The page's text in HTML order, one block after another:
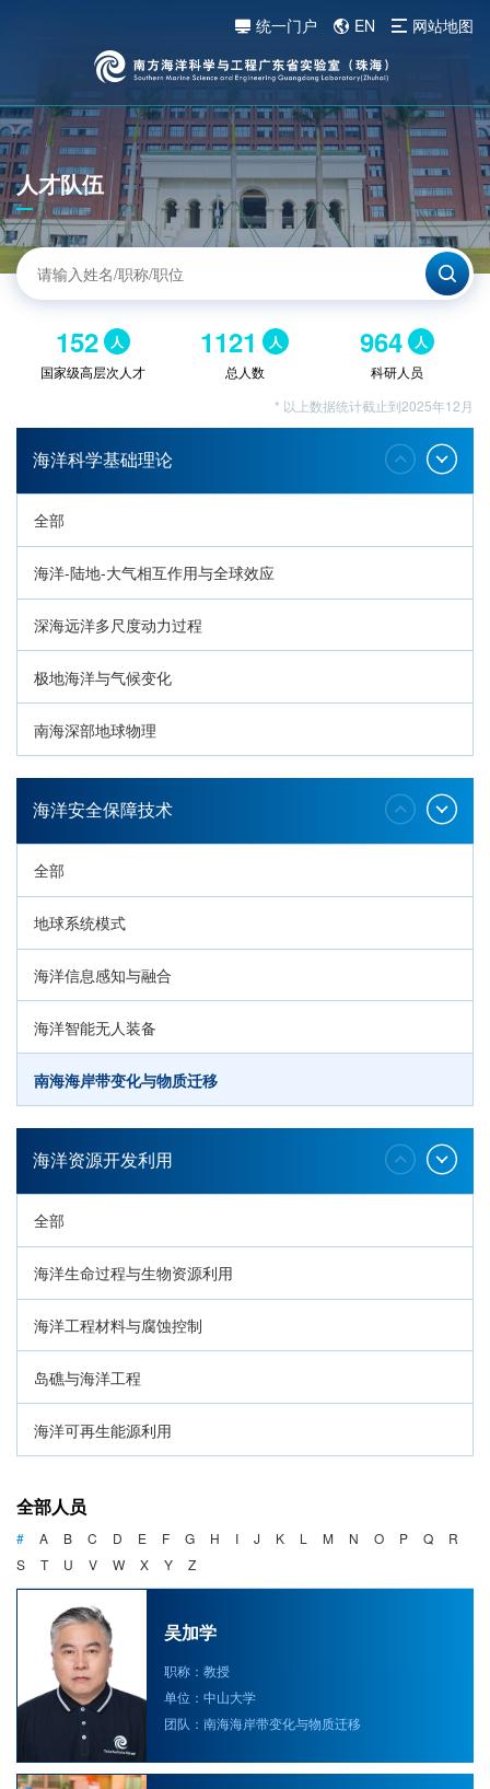
统一门户 EN 网站地图
人才队伍
152 人
国家级高层次人才
1121 人
总人数
964 人
科研人员
* 以上数据统计截止到2025年12月
海洋科学基础理论
全部
海洋-陆地-大气相互作用与全球效应
深海远洋多尺度动力过程
极地海洋与气候变化
南海深部地球物理
深海生命与生态过程
海洋安全保障技术
全部
地球系统模式
海洋信息感知与融合
海洋智能无人装备
南海海岸带变化与物质迁移
环南海地质过程与灾害响应
海洋资源开发利用
全部
海洋生命过程与生物资源利用
海洋工程材料与腐蚀控制
岛礁与海洋工程
海洋可再生能源利用
海洋产业与政策
海洋可持续发展
全部人员
# A B C D E F G H I J K L M N O P Q
R
S
T U V W X Y Z
吴加学
职称：教授
单位：中山大学
团队：南海海岸带变化与物质迁移